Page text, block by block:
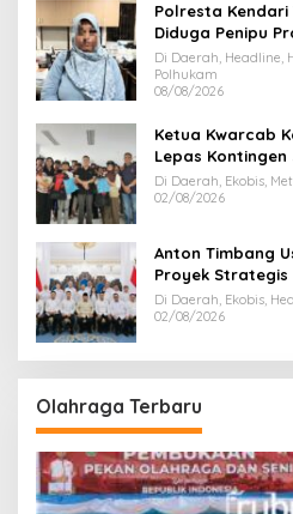
Polresta Kendari
Diduga Penipu
Juta
Di Daerah, Headline,
Polhukam
08/08/2026
Ketua Kwarcab
Lepas Kontingen
Di Daerah, Ekobis,
02/08/2026
Anton Timbang
Proyek Strategis
Di Daerah, Ekobis,
02/08/2026
Olahraga Terbaru